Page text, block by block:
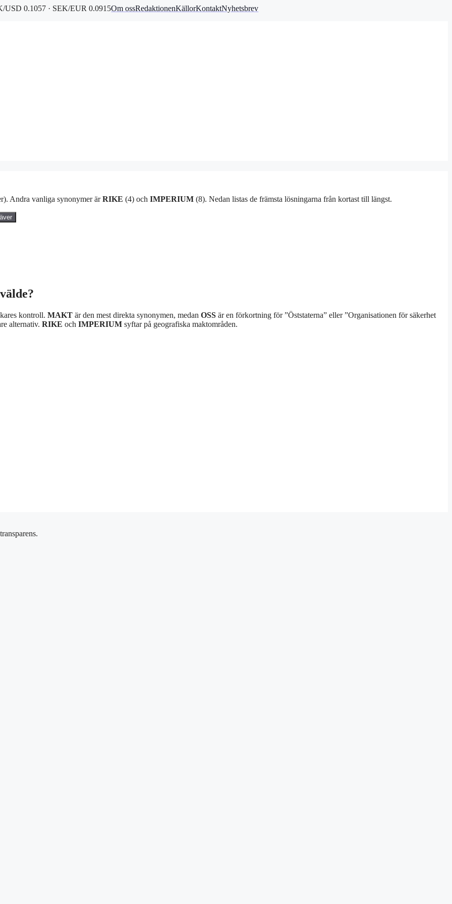
USD 0.1057 · SEK/EUR 0.0915Om ossRedaktionenKällorKontaktNyhetsbrev
Andra vanliga synonymer ärRIKE (4) och IMPERIUM (8). Nedan listas de främsta lösningarna från kortast till längst.
kontroll. MAKT är den mest direkta synonymen, medan OSS är en förkortning för ”Öststaterna” eller ”Organisationen för säkerhet
alternativ. RIKE och IMPERIUM syftar på geografiska maktområden.